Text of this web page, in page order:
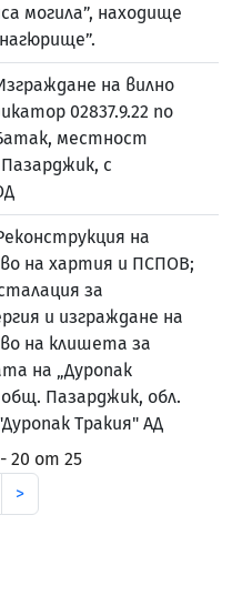
могила”, находище
на вилно
02837.9.22 по
местност
с
на
на хартия и ПСПОВ;
за
и изграждане на
на клишета за
на „Дуропак
общ. Пазарджик, обл.
Тракия" АД
20 от 25
>след